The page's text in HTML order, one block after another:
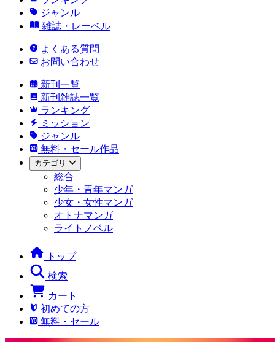
ジャンル
雑誌・レーベル
よくある質問
お問い合わせ
新刊一覧
新刊雑誌一覧
ランキング
ミッション
ジャンル
無料・セール作品
カテゴリ
総合
少年・青年マンガ
少女・女性マンガ
オトナマンガ
ライトノベル
トップ
検索
カート
初めての方
無料・セール